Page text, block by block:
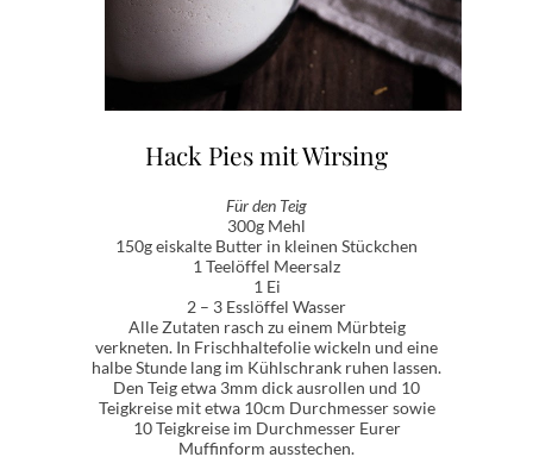
Hack Pies mit Wirsing
Für den Teig
300g Mehl
150g eiskalte Butter in kleinen Stückchen
1 Teelöffel Meersalz
1 Ei
2 – 3 Esslöffel Wasser
Alle Zutaten rasch zu einem Mürbteig
verkneten. In Frischhaltefolie wickeln und eine
halbe Stunde lang im Kühlschrank ruhen lassen.
Den Teig etwa 3mm dick ausrollen und 10
Teigkreise mit etwa 10cm Durchmesser sowie
10 Teigkreise im Durchmesser Eurer
Muffinform ausstechen.